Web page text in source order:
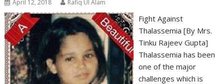
April 12, 2018 Rafiq Ul Alam
Fight Against
Thalassemia [By Mrs.
Tinku Rajeev Gupta]
Thalassemia has been
one of the major
challenges which is